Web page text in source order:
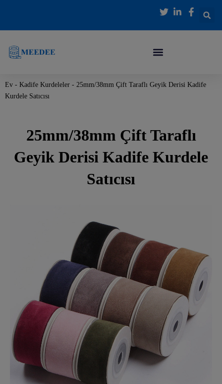
Ev - Kadife Kurdeleler - 25mm/38mm Çift Taraflı Geyik Derisi Kadife
Kurdele Satıcısı
25mm/38mm Çift Taraflı
Geyik Derisi Kadife Kurdele
Satıcısı